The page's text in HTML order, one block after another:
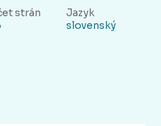
strán
Jazyk
slovenský